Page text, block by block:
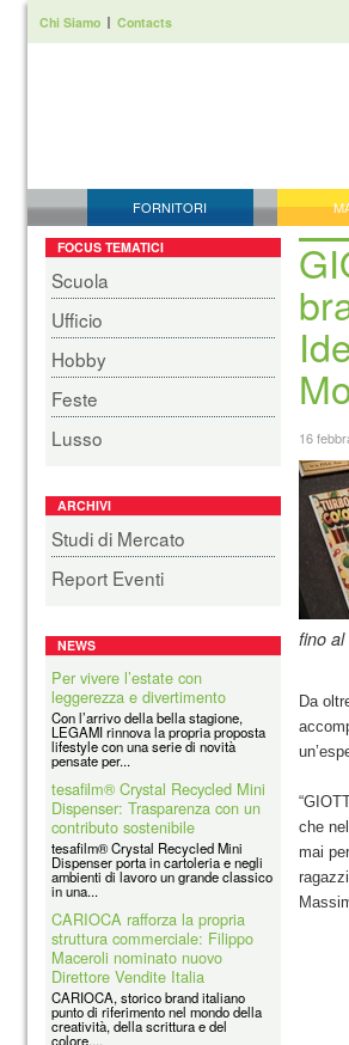
Chi Siamo Contacts
FORNITORI
16
fino al
Da
che
mai
FOCUS TEMATICI
Scuola
Ufficio
Hobby
Feste
Lusso
ARCHIVI
Studi di Mercato
Report Eventi
NEWS
Per vivere l’estate con
leggerezza e divertimento
Con l’arrivo della bella stagione,
LEGAMI rinnova la propria proposta
lifestyle con una serie di novità
pensate per...
tesafilm® Crystal Recycled Mini
Dispenser: Trasparenza con un
contributo sostenibile
tesafilm® Crystal Recycled Mini
Dispenser porta in cartoleria e negli
ambienti di lavoro un grande classico
in una...
CARIOCA rafforza la propria
struttura commerciale: Filippo
Maceroli nominato nuovo
Direttore Vendite Italia
CARIOCA, storico brand italiano
punto di riferimento nel mondo della
creatività, della scrittura e del
colore,...